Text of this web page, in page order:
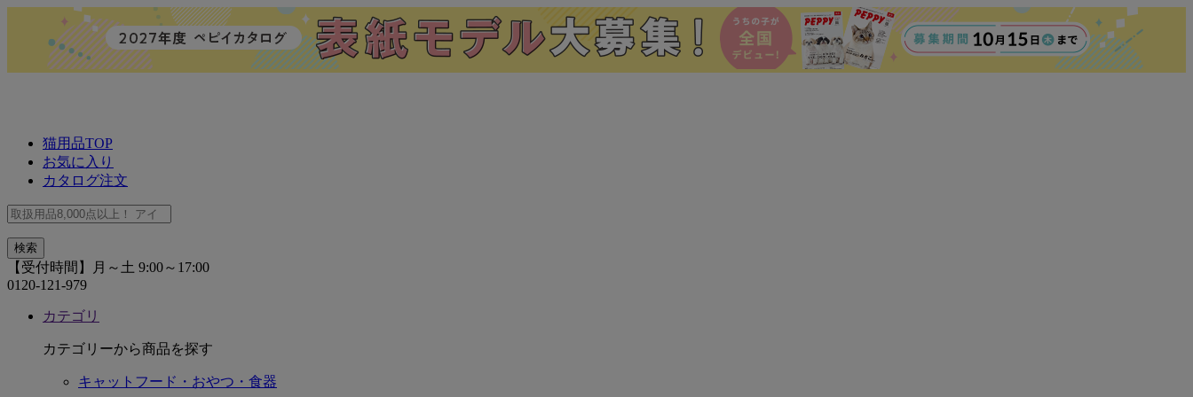
猫用品TOP
お気に入り
カタログ注文
【受付時間】月～土 9:00～17:00
0120-121-979
カテゴリ
カテゴリーから商品を探す
キャットフード・おやつ・食器